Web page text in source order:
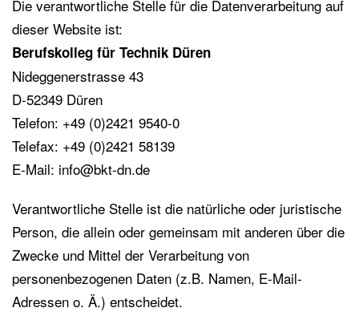
Die verantwortliche Stelle für die Datenverarbeitung auf
dieser Website ist:
Berufskolleg für Technik Düren
Nideggenerstrasse 43
D-52349 Düren
Telefon: +49 (0)2421 9540-0
Telefax: +49 (0)2421 58139
E-Mail: info@bkt-dn.de
Verantwortliche Stelle ist die natürliche oder juristische
Person, die allein oder gemeinsam mit anderen über die
Zwecke und Mittel der Verarbeitung von
personenbezogenen Daten (z.B. Namen, E-Mail-
Adressen o. Ä.) entscheidet.